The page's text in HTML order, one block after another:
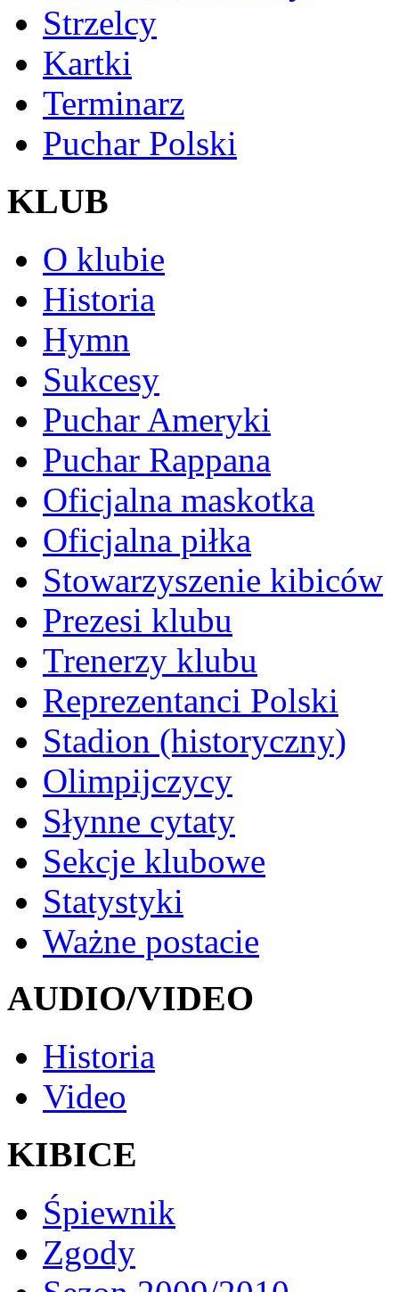
Strzelcy
Kartki
Terminarz
Puchar Polski
KLUB
O klubie
Historia
Hymn
Sukcesy
Puchar Ameryki
Puchar Rappana
Oficjalna maskotka
Oficjalna piłka
Stowarzyszenie kibiców
Prezesi klubu
Trenerzy klubu
Reprezentanci Polski
Stadion (historyczny)
Olimpijczycy
Słynne cytaty
Sekcje klubowe
Statystyki
Ważne postacie
AUDIO/VIDEO
Historia
Video
KIBICE
Śpiewnik
Zgody